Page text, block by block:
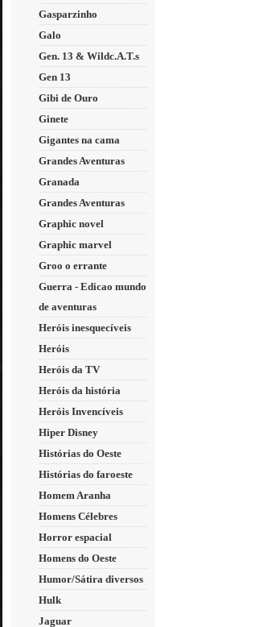
Gasparzinho
Galo
Gen. 13 & Wildc.A.T.s
Gen 13
Gibi de Ouro
Ginete
Gigantes na cama
Grandes Aventuras
Granada
Grandes Aventuras
Graphic novel
Graphic marvel
Groo o errante
Guerra - Edicao mundo
de aventuras
Heróis inesquecíveis
Heróis
Heróis da TV
Heróis da história
Heróis Invencíveis
Hiper Disney
Histórias do Oeste
Histórias do faroeste
Homem Aranha
Homens Célebres
Horror espacial
Homens do Oeste
Humor/Sátira diversos
Hulk
Jaguar